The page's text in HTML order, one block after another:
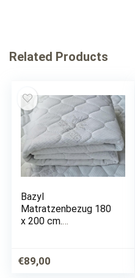
Related Products
Bazyl
Matratzenbezug 180
x 200 cm.
Reißverschluss
Verschiedene Höhen
€89,00